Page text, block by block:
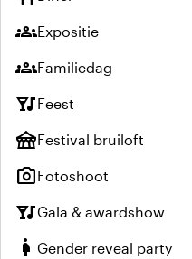
groupsExpositie
groupsFamiliedag
nightlifeFeest
festivalFestival bruiloft
photo_cameraFotoshoot
nightlifeGala & awardshow
pregnant_woman Gender reveal party